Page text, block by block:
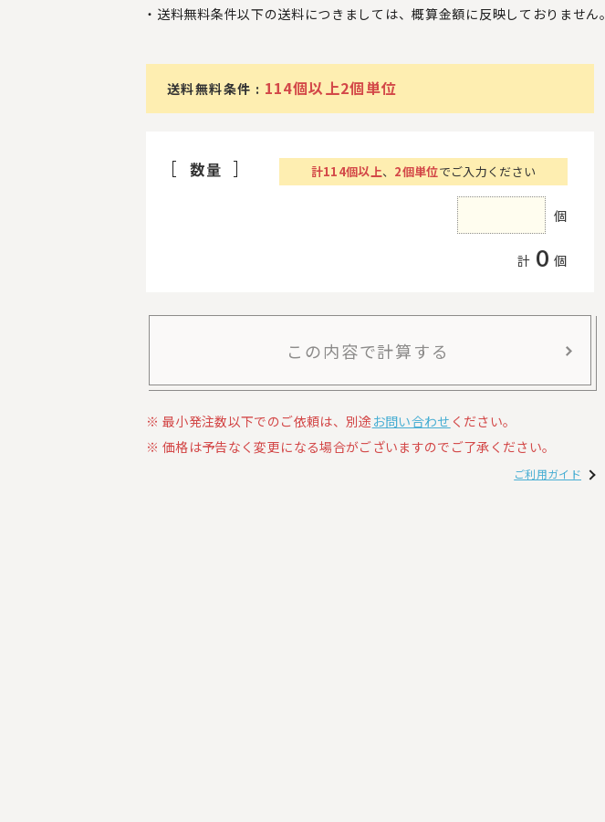
送料無料条件以下の送料につきましては、概算金額に反映しておりません。
送料無料条件 : 114個以上2個単位
数量 計114個以上、 2個単位でご入力ください
個
計 0 個
この内容で計算する
最小発注数以下でのご依頼は、別途 お問い合わせ ください。
価格は予告なく変更になる場合がございますのでご了承ください。
ご利用ガイド